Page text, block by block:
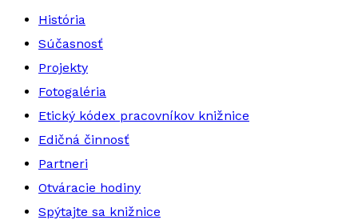
História
Súčasnosť
Projekty
Fotogaléria
Etický kódex pracovníkov knižnice
Edičná činnosť
Partneri
Otváracie hodiny
Spýtajte sa knižnice